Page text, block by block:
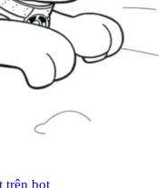
trên bọt